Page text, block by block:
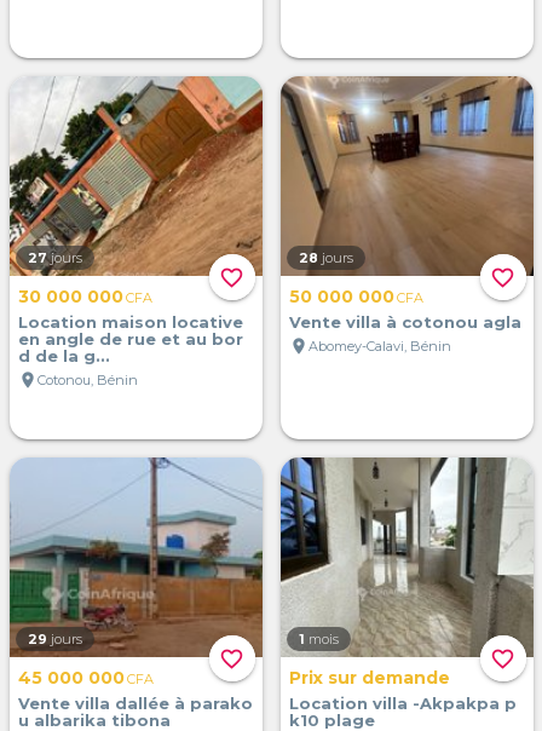
favorite_border
27 jours
30 000 000CFA
Location maison locative
en angle de rue et au bor
d de la g...
location_on Cotonou, Bénin
favorite_border
28 jours
50 000 000CFA
Vente villa à cotonou agla
location_on Abomey-Calavi, Bénin
favorite_border
29 jours
45 000 000CFA
Vente villa dallée à parako
u albarika tibona
favorite_border
1 mois
Prix sur demande
Location villa -Akpakpa p
k10 plage